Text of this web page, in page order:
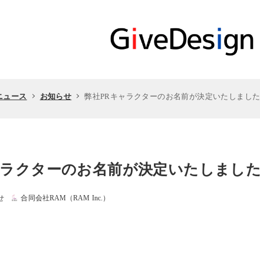
ュース お知らせ 弊社PRキャラクターのお名前が決定いたしました
クターのお名前が決定いたしました
合同会社RAM（RAM Inc.）